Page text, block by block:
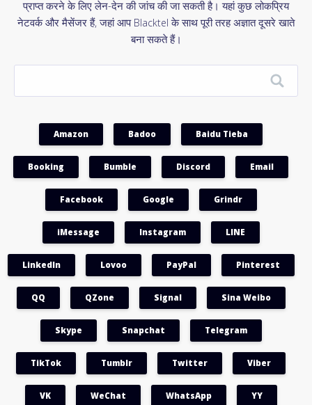
प्राप्त करने के लिए लेन-देन की जांच की जा सकती है। यहां कुछ लोकप्रिय
नेटवर्क और मैसेंजर हैं, जहां आप Blacktel के साथ पूरी तरह अज्ञात दूसरे खाते
बना सकते हैं।
Amazon Badoo Baidu Tieba
Booking Bumble Discord Email
Facebook Google Grindr
iMessage Instagram LINE
LinkedIn Lovoo PayPal Pinterest
QQ QZone Signal Sina Weibo
Skype Snapchat Telegram
TikTok Tumblr Twitter Viber
VK WeChat WhatsApp YY